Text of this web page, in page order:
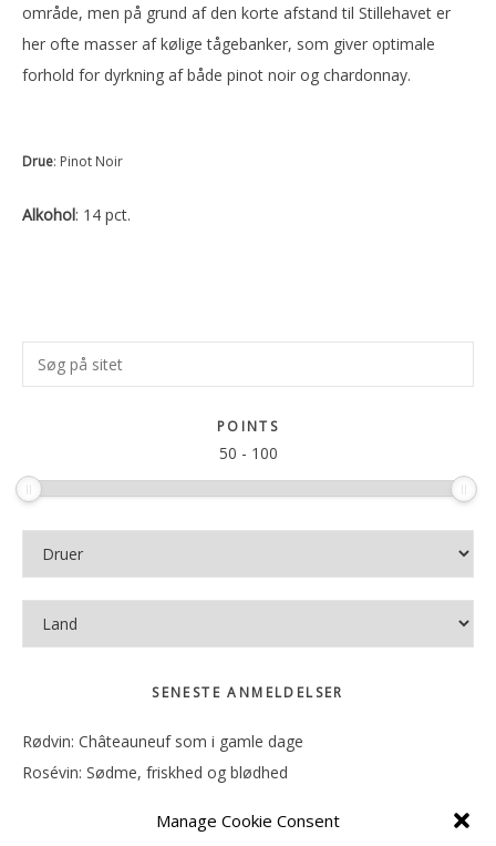
Manage Cookie Consent
område, men på grund af den korte afstand til Stillehavet er
her ofte masser af kølige tågebanker, som giver optimale
forhold for dyrkning af både pinot noir og chardonnay.
Drue: Pinot Noir
Alkohol: 14 pct.
Primær
Sidebar
Søg
på
POINTS
50 - 100
SENESTE ANMELDELSER
Rødvin: Châteauneuf som i gamle dage
Rosévin: Sødme, friskhed og blødhed
Rosévin: Forfriskende bagatel